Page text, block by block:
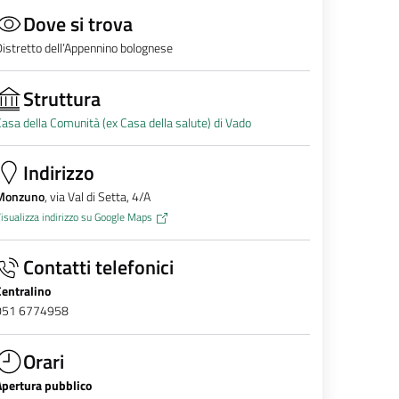
Dove si trova
dell’Appennino bolognese
Struttura
della Comunità (ex Casa della salute) di Vado
Indirizzo
, via Val di Setta, 4/A
indirizzo su Google Maps
Contatti telefonici
6774958
Orari
pubblico